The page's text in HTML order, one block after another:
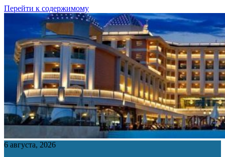
Перейти к содержимому
6 августа, 2026